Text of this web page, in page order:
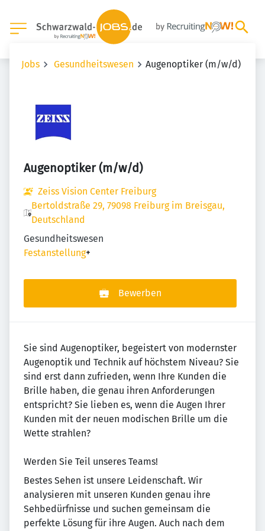
Jobs Gesundheitswesen Augenoptiker (m/w/d)
Augenoptiker (m/w/d)
Zeiss Vision Center Freiburg
Bertoldstraße 29, 79098 Freiburg im Breisgau,
Deutschland
Gesundheitswesen
Festanstellung+
Bewerben
Sie sind Augenoptiker, begeistert von modernster
Augenoptik und Technik auf höchstem Niveau? Sie
sind erst dann zufrieden, wenn Ihre Kunden die
Brille haben, die genau ihren Anforderungen
entspricht? Sie lieben es, wenn die Augen Ihrer
Kunden mit der neuen modischen Brille um die
Wette strahlen?
Werden Sie Teil unseres Teams!
Bestes Sehen ist unsere Leidenschaft. Wir
analysieren mit unseren Kunden genau ihre
Sehbedürfnisse und suchen gemeinsam die
perfekte Lösung für ihre Augen. Auch nach dem